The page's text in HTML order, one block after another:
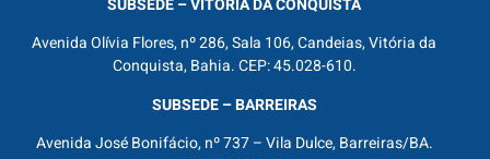
SUBSEDE – VITÓRIA DA CONQUISTA
Avenida Olívia Flores, nº 286, Sala 106, Candeias, Vitória da
Conquista, Bahia. CEP: 45.028-610.
SUBSEDE – BARREIRAS
Avenida José Bonifácio, nº 737 – Vila Dulce, Barreiras/BA.